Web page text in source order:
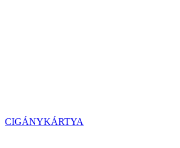
CIGÁNYKÁRTYA